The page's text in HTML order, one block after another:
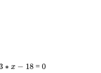
∗ = 0